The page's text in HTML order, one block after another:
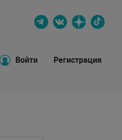
Войти Регистрация